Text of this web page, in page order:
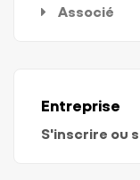
Associé
Entreprise
S'inscrire ou